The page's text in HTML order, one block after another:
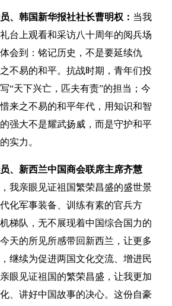
、韩国新华报社社长曹明权： 当我
台上观看和采访八十周年的阅兵场
会到：铭记历史，不是要延续仇
不易的和平。抗战时期，青年们投
“天下兴亡，匹夫有责”的担当；今
来之不易的和平年代，用知识和智
强大不是耀武扬威，而是守护和平
实力。
、新西兰中国商会联席主席齐慧
我亲眼见证祖国繁荣昌盛的盛世景
化军事装备、训练有素的官兵方
梯队，无不展现着中国综合国力的
天的所见所感带回新西兰，让更多
继续为促进两国文化交流、增进民
眼见证祖国的繁荣昌盛，让我更加
、讲好中国故事的决心。这份自豪